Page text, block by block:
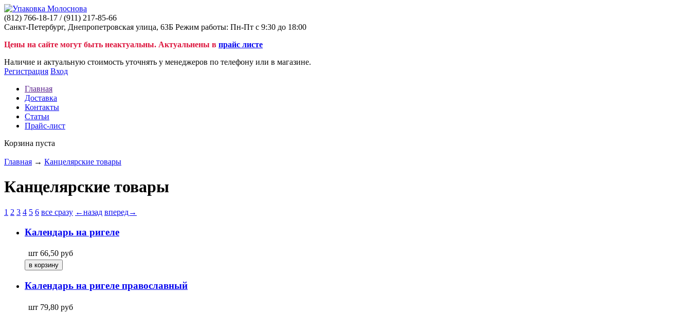
(812) 766-18-17 / (911) 217-85-66
Санкт-Петербург, Днепропетровская улица, 63Б Режим работы: Пн-Пт с 9:30 до 18:00
Цены на сайте могут быть неактуальны. Актуальнены в прайс листе
Наличие и актуальную стоимость уточнять у менеджеров по телефону или в магазине.
Регистрация Вход
Главная
Доставка
Контакты
Статьи
Прайс-лист
Корзина пуста
Главная → Канцелярские товары
Канцелярские товары
1 2 3 4 5 6 все сразу ←назад вперед→
Календарь на ригеле
шт 66,50 руб
Календарь на ригеле православный
шт 79,80 руб